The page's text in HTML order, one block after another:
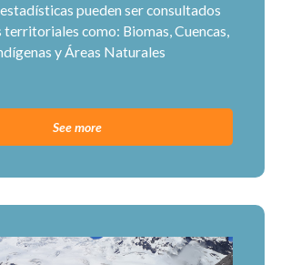
pueden ser consultados
territoriales como: Biomas, Cuencas,
y Áreas Naturales
See more